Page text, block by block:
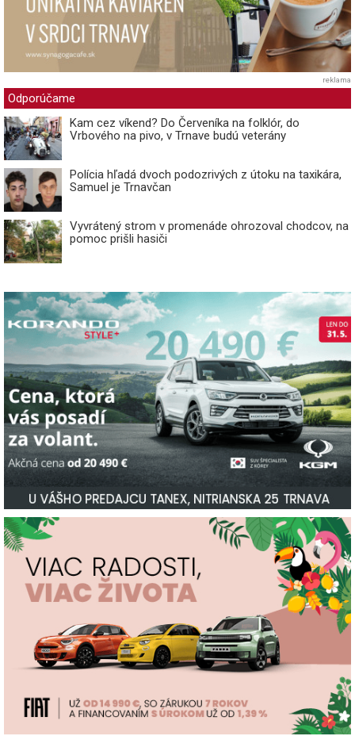
reklama
Odporúčame
Kam cez víkend? Do Červeníka na folklór, do
Vrbového na pivo, v Trnave budú veterány
Polícia hľadá dvoch podozrivých z útoku na taxikára,
Samuel je Trnavčan
Vyvrátený strom v promenáde ohrozoval chodcov, na
pomoc prišli hasiči